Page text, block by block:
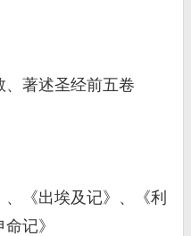
著述圣经前五卷
《出埃及记》、《利
记》